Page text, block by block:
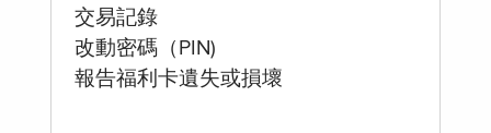
交易記錄
改動密碼（PIN)
報告福利卡遺失或損壞